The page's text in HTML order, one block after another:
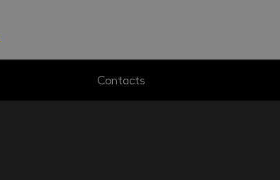
Contacts